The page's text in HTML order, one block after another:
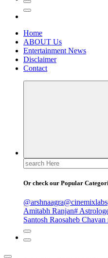
Home
ABOUT Us
Entertainment News
Disclaimer
Contact
Search
for:
Or check our Popular
@arshnaagra@cinemixlabs
Amitabh Ranjan#
Santosh Raosaheb Chavan